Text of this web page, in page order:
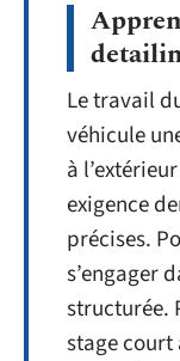
Le travail
véhicule
à
exigence
précises.
s’engager
structurée.
stage